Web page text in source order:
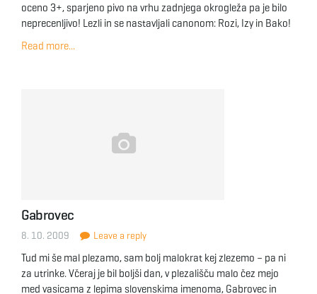
oceno 3+, sparjeno pivo na vrhu zadnjega okrogleža pa je bilo
neprecenljivo! Lezli in se nastavljali canonom: Rozi, Izy in Bako!
Read more...
Gabrovec
8. 10. 2009 Leave a reply
Tud mi še mal plezamo, sam bolj malokrat kej zlezemo – pa ni
za utrinke. Včeraj je bil boljši dan, v plezališču malo čez mejo
med vasicama z lepima slovenskima imenoma, Gabrovec in